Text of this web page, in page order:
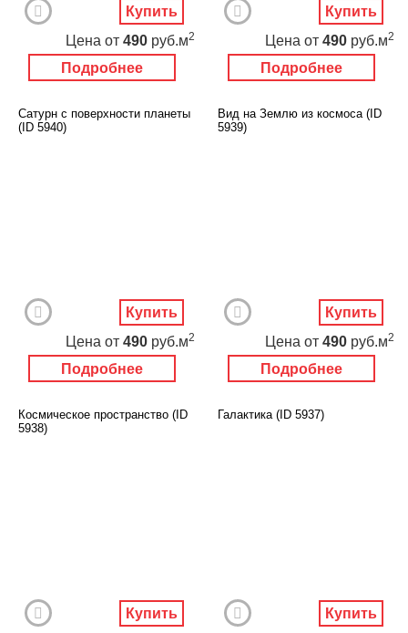
Подробнее
Цена от 490 руб.м2
Купить
Подробнее
Цена от 490 руб.м2
Купить
Сатурн с поверхности планеты
(ID 5940)
Подробнее
Цена от 490 руб.м2
Купить
Вид на Землю из космоса (ID
5939)
Подробнее
Цена от 490 руб.м2
Купить
Космическое пространство (ID
5938)
Купить
Галактика (ID 5937)
Купить